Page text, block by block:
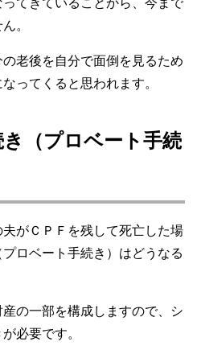
。
老後を自分で面倒を見るため
ってくると思われます。
き（プロベート手続
がＣＰＦを残して死亡した場
ロベート手続き）はどうなる
の一部を構成しますので、シ
必要です。